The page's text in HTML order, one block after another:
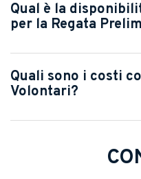
Qual è la
per la Regata
Quali sono i costi
Volontari?